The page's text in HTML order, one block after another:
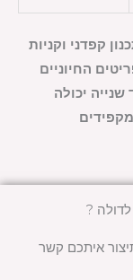
?
איתכם קשר
קפדני וקניות
החיוניים
יכולה